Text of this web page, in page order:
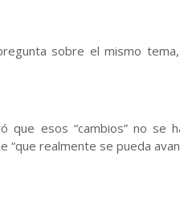
sobre el mismo tema,
que esos “cambios” no se
realmente se pueda